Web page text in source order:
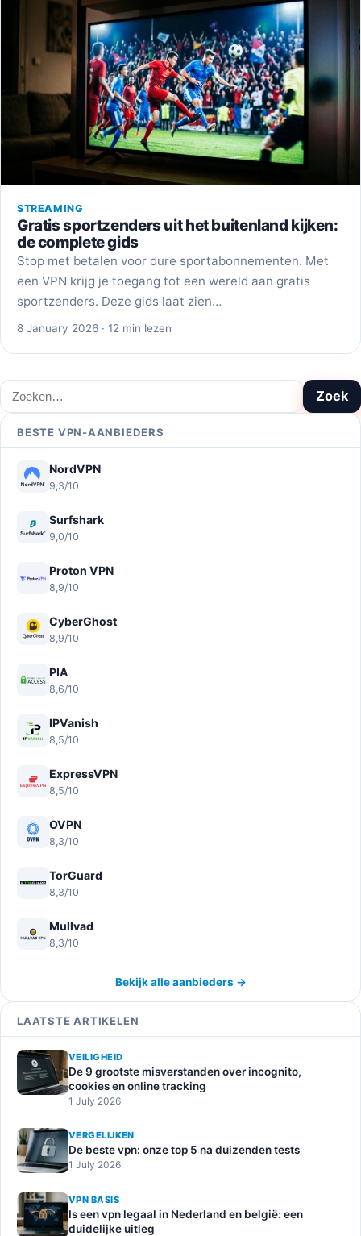
STREAMING
Gratis sportzenders uit het buitenland kijken:
de complete gids
Stop met betalen voor dure sportabonnementen. Met
een VPN krijg je toegang tot een wereld aan gratis
sportzenders. Deze gids laat zien…
8 January 2026 · 12 min lezen
Zoeken Zoek
BESTE VPN-AANBIEDERS
NordVPN
9,3/10
Surfshark
9,0/10
Proton VPN
8,9/10
CyberGhost
8,9/10
PIA
8,6/10
IPVanish
8,5/10
ExpressVPN
8,5/10
OVPN
8,3/10
TorGuard
8,3/10
Mullvad
8,3/10
Bekijk alle aanbieders →
LAATSTE ARTIKELEN
VEILIGHEID
De 9 grootste misverstanden over incognito,
cookies en online tracking
1 July 2026
VERGELIJKEN
De beste vpn: onze top 5 na duizenden tests
1 July 2026
VPN BASIS
Is een vpn legaal in Nederland en belgië: een
duidelijke uitleg